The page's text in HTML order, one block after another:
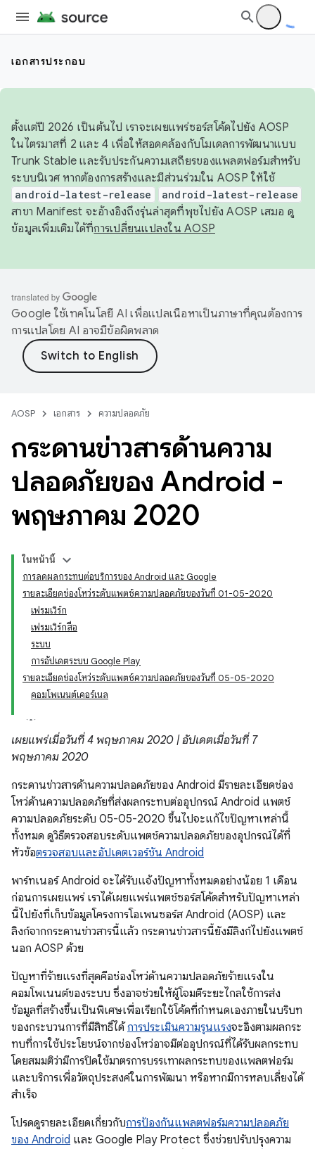
เอกสารประกอบ
ตั้งแต่ปี 2026 เป็นต้นไป เราจะเผยแพร่ซอร์สโค้ดไปยัง AOSP
ในไตรมาสที่ 2 และ 4 เพื่อให้สอดคล้องกับโมเดลการพัฒนาแบบ
Trunk Stable และรับประกันความเสถียรของแพลตฟอร์มสำหรับ
ระบบนิเวศ หากต้องการสร้างและมีส่วนร่วมใน AOSP ให้ใช้
android-latest-release android-latest-release
สาขา Manifest จะอ้างอิงถึงรุ่นล่าสุดที่พุชไปยัง AOSP เสมอ ดู
ข้อมูลเพิ่มเติมได้ที่การเปลี่ยนแปลงใน AOSP
Google ใช้เทคโนโลยี AI เพื่อแปลเนื้อหาเป็นภาษาที่คุณต้องการ
การแปลโดย AI อาจมีข้อผิดพลาด
AOSP เอกสาร ความปลอดภัย
กระดานข่าวสารด้านความ
ปลอดภัยของ Android -
พฤษภาคม 2020
ในหน้านี้
การลดผลกระทบต่อบริการของ Android และ Google
รายละเอียดช่องโหว่ระดับแพตช์ความปลอดภัยของวันที่ 01-05-2020
เฟรมเวิร์ก
เฟรมเวิร์กสื่อ
ระบบ
การอัปเดตระบบ Google Play
รายละเอียดช่องโหว่ระดับแพตช์ความปลอดภัยของวันที่ 05-05-2020
คอมโพเนนต์เคอร์เนล
เผยแพร่เมื่อวันที่ 4 พฤษภาคม 2020 | อัปเดตเมื่อวันที่ 7
พฤษภาคม 2020
กระดานข่าวสารด้านความปลอดภัยของ Android มีรายละเอียดช่อง
โหว่ด้านความปลอดภัยที่ส่งผลกระทบต่ออุปกรณ์ Android แพตช์
ความปลอดภัยระดับ 05-05-2020 ขึ้นไปจะแก้ไขปัญหาเหล่านี้
ทั้งหมด ดูวิธีตรวจสอบระดับแพตช์ความปลอดภัยของอุปกรณ์ได้ที่
หัวข้อตรวจสอบและอัปเดตเวอร์ชัน Android
พาร์ทเนอร์ Android จะได้รับแจ้งปัญหาทั้งหมดอย่างน้อย 1 เดือน
ก่อนการเผยแพร่ เราได้เผยแพร่แพตช์ซอร์สโค้ดสำหรับปัญหาเหล่า
นี้ไปยังที่เก็บข้อมูลโครงการโอเพนซอร์ส Android (AOSP) และ
ลิงก์จากกระดานข่าวสารนี้แล้ว กระดานข่าวสารนี้ยังมีลิงก์ไปยังแพตช์
นอก AOSP ด้วย
ปัญหาที่ร้ายแรงที่สุดคือช่องโหว่ด้านความปลอดภัยร้ายแรงใน
คอมโพเนนต์ของระบบ ซึ่งอาจช่วยให้ผู้โจมตีระยะไกลใช้การส่ง
ข้อมูลที่สร้างขึ้นเป็นพิเศษเพื่อเรียกใช้โค้ดที่กำหนดเองภายในบริบท
ของกระบวนการที่มีสิทธิ์ได้การประเมินความรุนแรงจะอิงตามผลกระ
ทบที่การใช้ประโยชน์จากช่องโหว่อาจมีต่ออุปกรณ์ที่ได้รับผลกระทบ
โดยสมมติว่ามีการปิดใช้มาตรการบรรเทาผลกระทบของแพลตฟอร์ม
และบริการเพื่อวัตถุประสงค์ในการพัฒนา หรือหากมีการหลบเลี่ยงได้
สําเร็จ
โปรดดูรายละเอียดเกี่ยวกับการป้องกันแพลตฟอร์มความปลอดภัย
ของ Android และ Google Play Protect ซึ่งช่วยปรับปรุงความ